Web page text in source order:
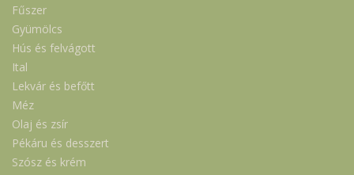
Fűszer
Gyümölcs
Hús és felvágott
Ital
Lekvár és befőtt
Méz
Olaj és zsír
Pékáru és desszert
Szósz és krém